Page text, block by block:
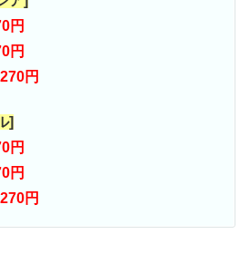
円
円
270円
]
円
円
270円